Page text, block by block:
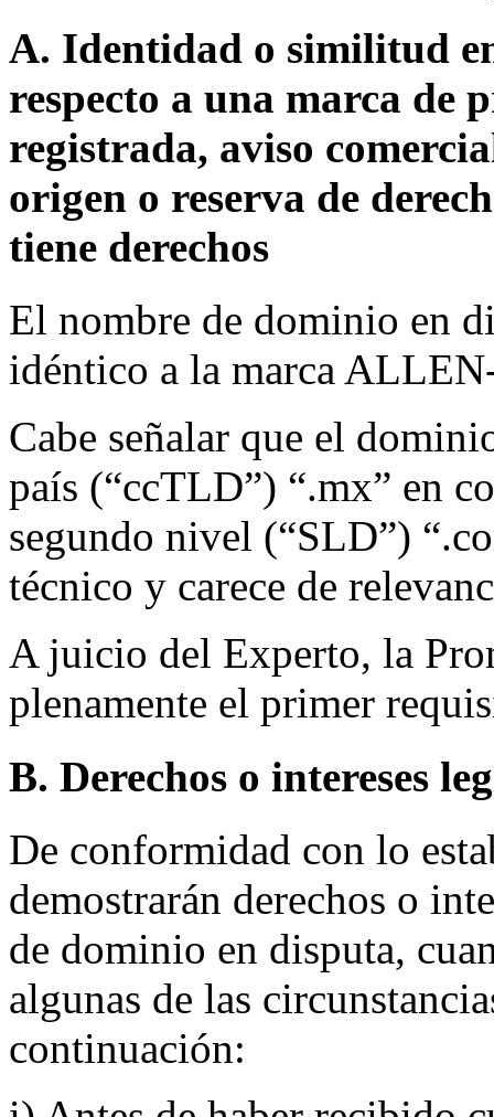
A. Identidad o similitud
respecto a una marca de
registrada, aviso
origen o reserva de
tiene derechos
El nombre de dominio en
idéntico a la marca
Cabe señalar que el
país (“ccTLD”) “.mx” en
segundo nivel (“SLD”)
técnico y carece de
A juicio del Experto, la
plenamente el primer
B. Derechos o intereses
De conformidad con lo
demostrarán derechos o
de dominio en disputa,
algunas de las
continuación: